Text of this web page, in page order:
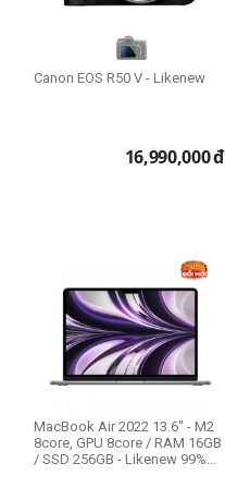
Wi-Fi + 5G
iPhone 11 Pro Max
iPhone 12
iPhone 12 Pro
iPhone 12 Pro Max
iPhone 13
iPhone 13 Pro Max
iPhone 14
Canon EOS R50 V - Likenew
16,990,000đ
MacBook Air 2022 13.6" - M2
8core, GPU 8core / RAM 16GB
/ SSD 256GB - Likenew 99%